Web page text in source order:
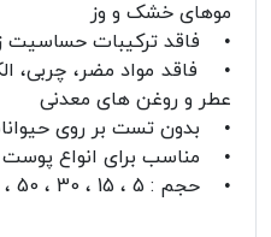
موهای خشک و وز
• فاقد ترکیبات حساسیت
• فاقد مواد مضر، چربی،
عطر و روغن های معدنی
• بدون تست بر روی
• مناسب برای انواع پوست
• حجم : 5 ، 15 ، 30 ، 50 ، 75 و 125میلی لیتر